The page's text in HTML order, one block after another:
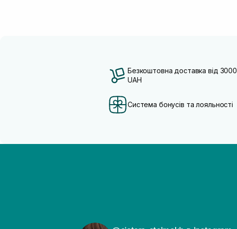
Безкоштовна доставка від 3000
UAH
Система бонусів та лояльності